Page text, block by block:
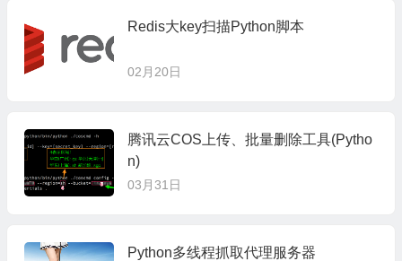
Redis大key扫描Python脚本
02月20日
腾讯云COS上传、批量删除工具(Pytho
n)
03月31日
Python多线程抓取代理服务器